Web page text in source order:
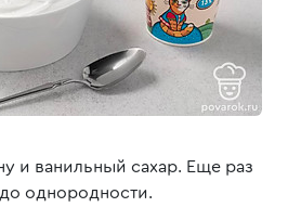
и ванильный сахар. Еще раз
однородности.